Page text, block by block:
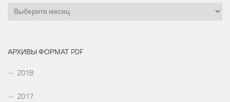
Архивы
АРХИВЫ ФОРМАТ PDF
2018
2017